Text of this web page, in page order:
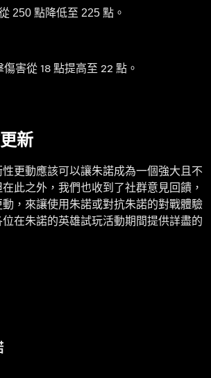
250 點降低至 225 點。
傷害從 18 點提高至 22 點。
新
更動應該可以讓朱諾成為一個強大且不
此之外，我們也收到了社群意見回饋，
，來讓使用朱諾或對抗朱諾的對戰體驗
在朱諾的英雄試玩活動期間提供詳盡的